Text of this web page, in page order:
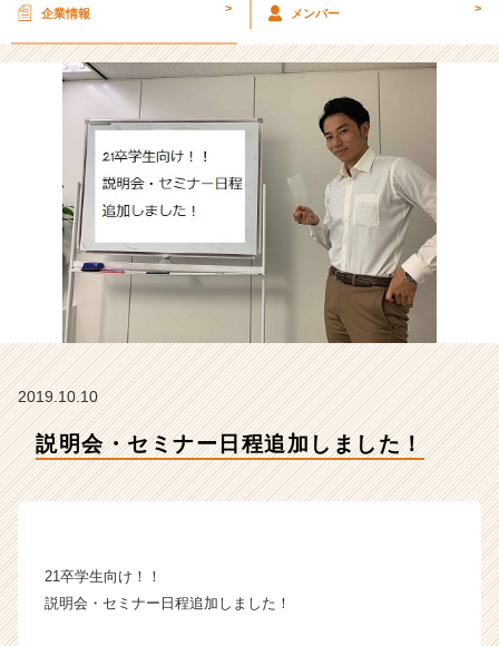
し
た！
式
社
H
R
e
イ
ー・
企業情報 > メンバー >
2019.10.10
説明会・セミナー日程追加しました！
21卒学生向け！！
説明会・セミナー日程追加しました！